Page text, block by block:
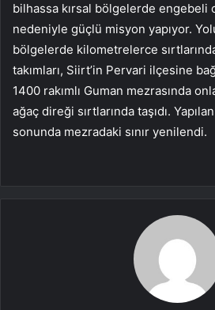
bilhassa kırsal bölgelerde engebeli
nedeniyle güçlü misyon yapıyor.
bölgelerde kilometrelerce
takımları, Siirt’in Pervari ilçesine
1400 rakımlı Guman mezrasında
ağaç direği sırtlarında taşıdı.
sonunda mezradaki sınır yenilendi.